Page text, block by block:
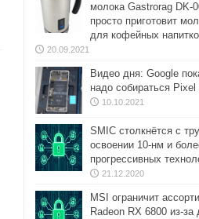
молока Gastrorag DK-
просто приготовит
для кофейных
20.09.2021
Видео дня: Google
надо собираться Pixel
10.10.2021
SMIC столкнётся с
освоении 10-нм и
прогрессивных
21.12.2020
MSI ограничит
Radeon RX 6800 из-